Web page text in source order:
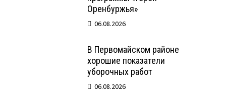
Оренбуржья»
06.08.2026
В Первомайском районе
хорошие показатели
уборочных работ
06.08.2026